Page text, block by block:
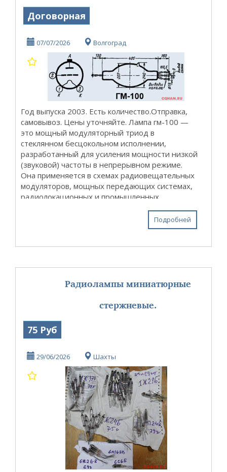
Договорная
07/07/2026 Волгоград
Год выпуска 2003. Есть количество.Отправка,
самовывоз. Цены уточняйте. Лампа гм-100 —
это мощный модуляторный триод в
стеклянном бесцокольном исполнении,
разработанный для усиления мощности низкой
(звуковой) частоты в непрерывном режиме.
Она применяется в схемах радиовещательных
модуляторов, мощных передающих системах,
радиолокационных и промышленных
известна как экстремальная основа для с...
Подробней
Радиолампы миниатюрные
стержневые.
75 Руб
29/06/2026 Шахты